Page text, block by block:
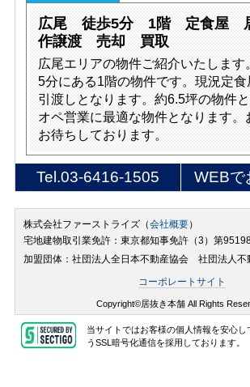
広尾 徒歩5分 1階 定食屋
作譲渡 売却 買取
広尾エリアの物件ご紹介いたします
5分にある1階の物件です。現況定
引渡しとなります。約6.5坪の物件
オペ営業に最適な物件となります。
お待ちしております。
Tel.03-6416-1505 WEBで
株式会社ファーストライズ（会社概要）
宅地建物取引業免許：東京都知事免許（3）第
加盟団体：社団法人全日本不動産協会 社団法人不
コーポレートサイト
Copyright©居抜き本舗 All Rights
当サイトではお客様の個人情報を安心し
うSSL暗号化通信を採用しております。